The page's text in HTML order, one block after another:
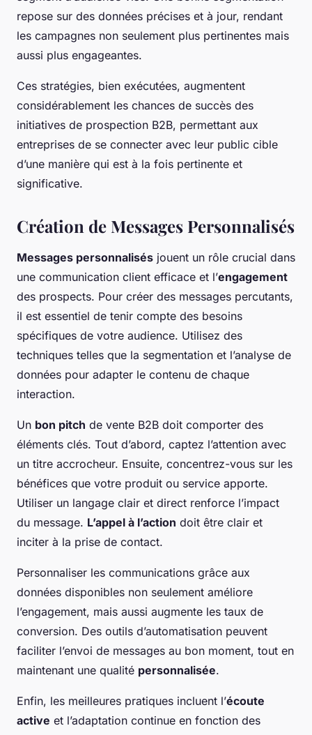
repose sur des données précises et à jour, rendant
les campagnes non seulement plus pertinentes mais
aussi plus engageantes.
Ces stratégies, bien exécutées, augmentent
considérablement les chances de succès des
initiatives de prospection B2B, permettant aux
entreprises de se connecter avec leur public cible
d’une manière qui est à la fois pertinente et
significative.
Création de Messages Personnalisés
Messages personnalisés jouent un rôle crucial dans
une communication client efficace et l’engagement
des prospects. Pour créer des messages percutants,
il est essentiel de tenir compte des besoins
spécifiques de votre audience. Utilisez des
techniques telles que la segmentation et l’analyse de
données pour adapter le contenu de chaque
interaction.
Un bon pitch de vente B2B doit comporter des
éléments clés. Tout d’abord, captez l’attention avec
un titre accrocheur. Ensuite, concentrez-vous sur les
bénéfices que votre produit ou service apporte.
Utiliser un langage clair et direct renforce l’impact
du message. L’appel à l’action doit être clair et
inciter à la prise de contact.
Personnaliser les communications grâce aux
données disponibles non seulement améliore
l’engagement, mais aussi augmente les taux de
conversion. Des outils d’automatisation peuvent
faciliter l’envoi de messages au bon moment, tout en
maintenant une qualité personnalisée.
Enfin, les meilleures pratiques incluent l’écoute
active et l’adaptation continue en fonction des